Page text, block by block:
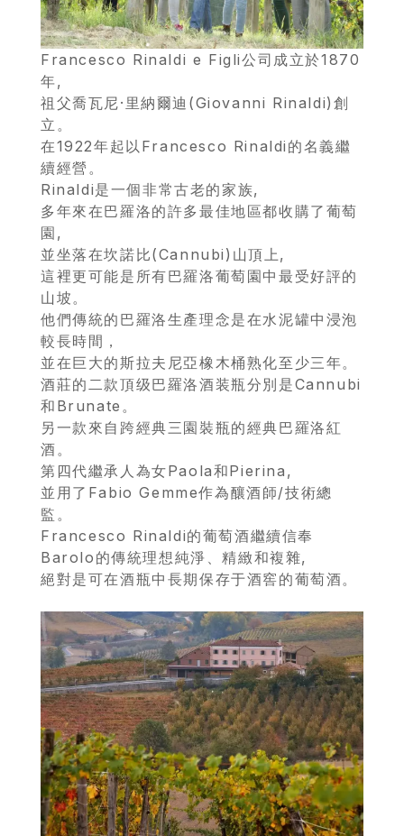
Francesco Rinaldi e Figli公司成立於1870
年,
祖父喬瓦尼·里納爾迪(Giovanni Rinaldi)創
立。
在1922年起以Francesco Rinaldi的名義繼
續經營。
Rinaldi是一個非常古老的家族,
多年來在巴羅洛的許多最佳地區都收購了葡萄
園,
並坐落在坎諾比(Cannubi)山頂上,
這裡更可能是所有巴羅洛葡萄園中最受好評的
山坡。
他們傳統的巴羅洛生產理念是在水泥罐中浸泡
較長時間，
並在巨大的斯拉夫尼亞橡木桶熟化至少三年。
酒莊的二款頂级巴羅洛酒装瓶分別是Cannubi
和Brunate。
另一款來自跨經典三園裝瓶的經典巴羅洛紅
酒。
第四代繼承人為女Paola和Pierina,
並用了Fabio Gemme作為釀酒師/技術總
監。
Francesco Rinaldi的葡萄酒繼續信奉
Barolo的傳統理想純淨、精緻和複雜,
絕對是可在酒瓶中長期保存于酒窖的葡萄酒。